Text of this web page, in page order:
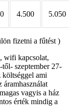
4.500 5.050
fizetni a fűtést )
wifi kapcsolat,
től- szeptember 27-
költséggel ami
áramhasználat
vagyis a ház
érték mindig a